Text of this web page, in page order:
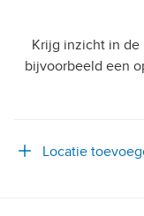
Krijg inzicht in
bijvoorbeeld een
Locatie